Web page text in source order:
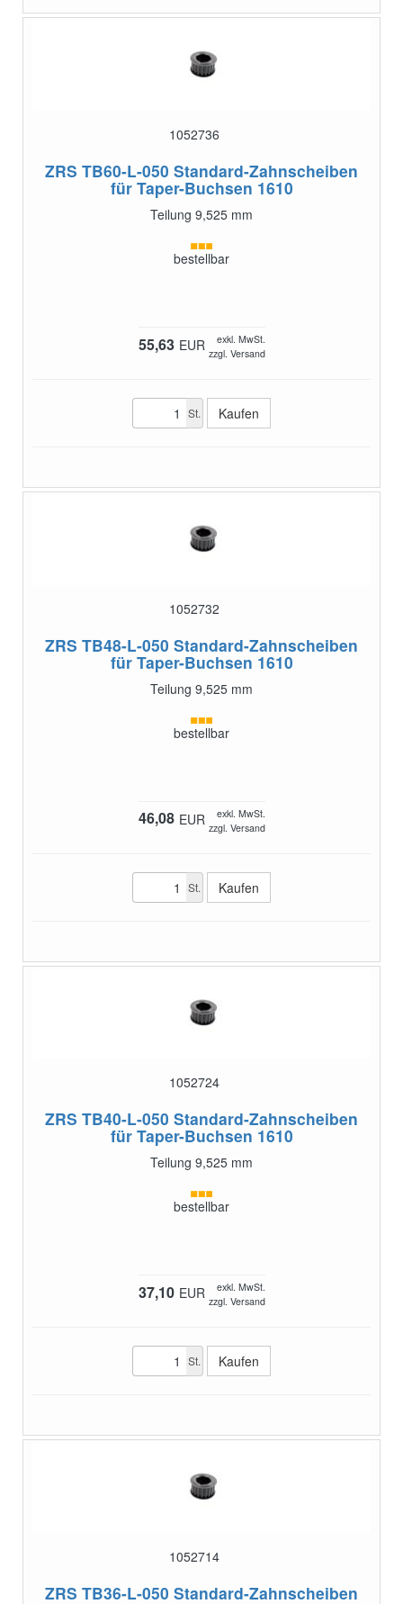
1052736
ZRS TB60-L-050 Standard-Zahnscheiben
für Taper-Buchsen 1610
Teilung 9,525 mm
bestellbar
55,63 EUR
exkl. MwSt.
zzgl. Versand
St.
1052732
ZRS TB48-L-050 Standard-Zahnscheiben
für Taper-Buchsen 1610
Teilung 9,525 mm
bestellbar
46,08 EUR
exkl. MwSt.
zzgl. Versand
St.
1052724
ZRS TB40-L-050 Standard-Zahnscheiben
für Taper-Buchsen 1610
Teilung 9,525 mm
bestellbar
37,10 EUR
exkl. MwSt.
zzgl. Versand
St.
1052714
ZRS TB36-L-050 Standard-Zahnscheiben